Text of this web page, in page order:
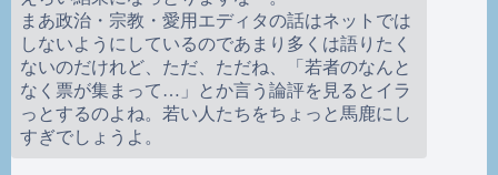
まあ政治・宗教・愛用エディタの話はネットでは
しないようにしているのであまり多くは語りたく
ないのだけれど、ただ、ただね、「若者のなんと
なく票が集まって…」とか言う論評を見るとイラ
っとするのよね。若い人たちをちょっと馬鹿にし
すぎでしょうよ。